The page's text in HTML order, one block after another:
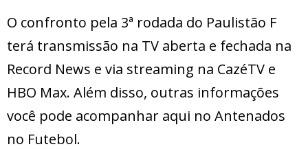
O confronto pela 3ª rodada do Paulistão F
terá transmissão na TV aberta e fechada na
Record News e via streaming na CazéTV e
HBO Max. Além disso, outras informações
você pode acompanhar aqui no Antenados
no Futebol.